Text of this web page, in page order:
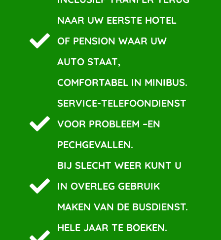
NAAR UW EERSTE HOTEL
OF PENSION WAAR UW
AUTO STAAT,
COMFORTABEL IN MINIBUS.
SERVICE-TELEFOONDIENST
VOOR PROBLEEM –EN
PECHGEVALLEN.
BIJ SLECHT WEER KUNT U
IN OVERLEG GEBRUIK
MAKEN VAN DE BUSDIENST.
HELE JAAR TE BOEKEN.